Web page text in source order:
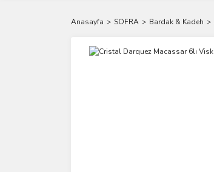
Anasayfa SOFRA Bardak & Kadeh